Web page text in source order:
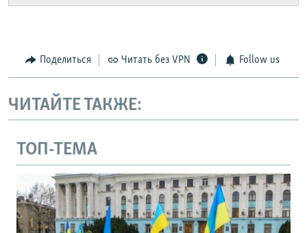
Поделиться Читать без VPN Follow us
ЧИТАЙТЕ ТАКЖЕ:
ТОП-ТЕМА